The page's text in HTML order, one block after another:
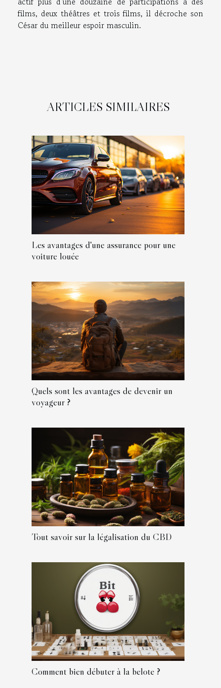
films, deux théâtres et trois films, il décroche son
César du meilleur espoir masculin.
ARTICLES SIMILAIRES
Les avantages d'une assurance pour une
voiture louée
Quels sont les avantages de devenir un
voyageur ?
Tout savoir sur la légalisation du CBD
Comment bien débuter à la belote ?